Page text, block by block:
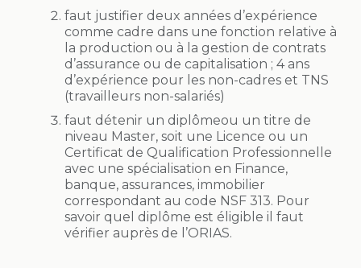
faut justifier deux années d’expérience
comme cadre dans une fonction relative à
la production ou à la gestion de contrats
d’assurance ou de capitalisation ; 4 ans
d’expérience pour les non-cadres et TNS
(travailleurs non-salariés)
faut détenir un diplômeou un titre de
niveau Master, soit une Licence ou un
Certificat de Qualification Professionnelle
avec une spécialisation en Finance,
banque, assurances, immobilier
correspondant au code NSF 313. Pour
savoir quel diplôme est éligible il faut
vérifier auprès de l’ORIAS.